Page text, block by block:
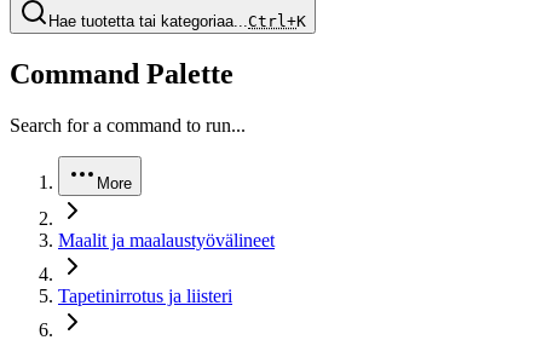
Hae tuotetta tai kategoriaa...Ctrl+K
Command Palette
Search for a command to run...
More
Maalit ja maalaustyövälineet
Tapetinirrotus ja liisteri